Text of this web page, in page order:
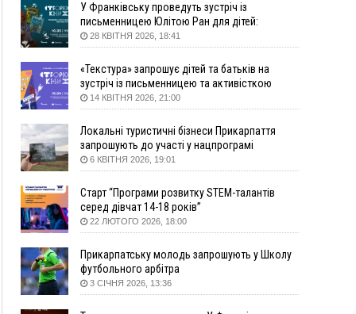
15:57
У Коломиї на одній з вулиць встановлять
комплекс автоматичної фіксації швидкості
Прикарпаття
15:00
На Закарпатті викрили масштабну схему
незаконного виключення
14:31
«Багато питань буде знято». На громадських
слуханнях в Яремче обговорили, як вирішити
питання джипінгу в Карпатах
13:54
5 «тихих» хвороб, які виявляє профілактичне
обстеження
13:30
ФОТО На Надрічній тривають останні
12:57
У Франківську зафіксували найбільшу спеку за
всю історію спостережень
12:24
Лікування наркоманії Київ: чому важливо
У Франківську проведуть зустріч із
письменницею Юлітою Ран для дітей:
говоритимуть про серію книг про Мавку
28 КВІТНЯ 2026, 18:41
«Текстура» запрошує дітей та батьків на
зустріч із письменницею та активісткою
Анною Повх
14 КВІТНЯ 2026, 21:00
Локальні туристичні бізнеси Прикарпаття
запрошують до участі у нацпрограмі
«Подорож до себе»
6 КВІТНЯ 2026, 19:01
Старт “Програми розвитку STEM-талантів
серед дівчат 14-18 років”
22 ЛЮТОГО 2026, 18:00
Прикарпатську молодь запрошують у Школу
футбольного арбітра
3 СІЧНЯ 2026, 13:36